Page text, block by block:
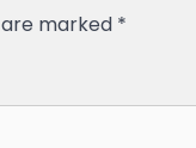
marked *